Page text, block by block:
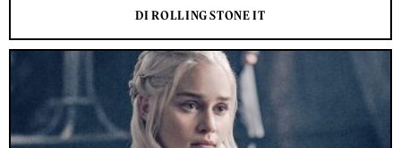
DI ROLLING STONE IT